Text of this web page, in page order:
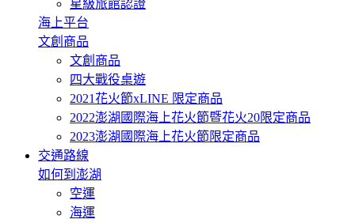
星級旅館認證
海上平台
文創商品
文創商品
四大戰役桌遊
2021花火節xLINE 限定商品
2022澎湖國際海上花火節暨花火20限定商品
2023澎湖國際海上花火節限定商品
交通路線
如何到澎湖
空運
海運